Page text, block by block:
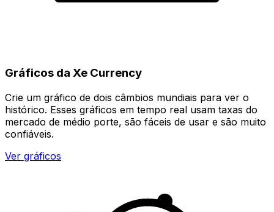
Gráficos da Xe Currency
Crie um gráfico de dois câmbios mundiais para ver o
histórico. Esses gráficos em tempo real usam taxas do
mercado de médio porte, são fáceis de usar e são muito
confiáveis.
Ver gráficos